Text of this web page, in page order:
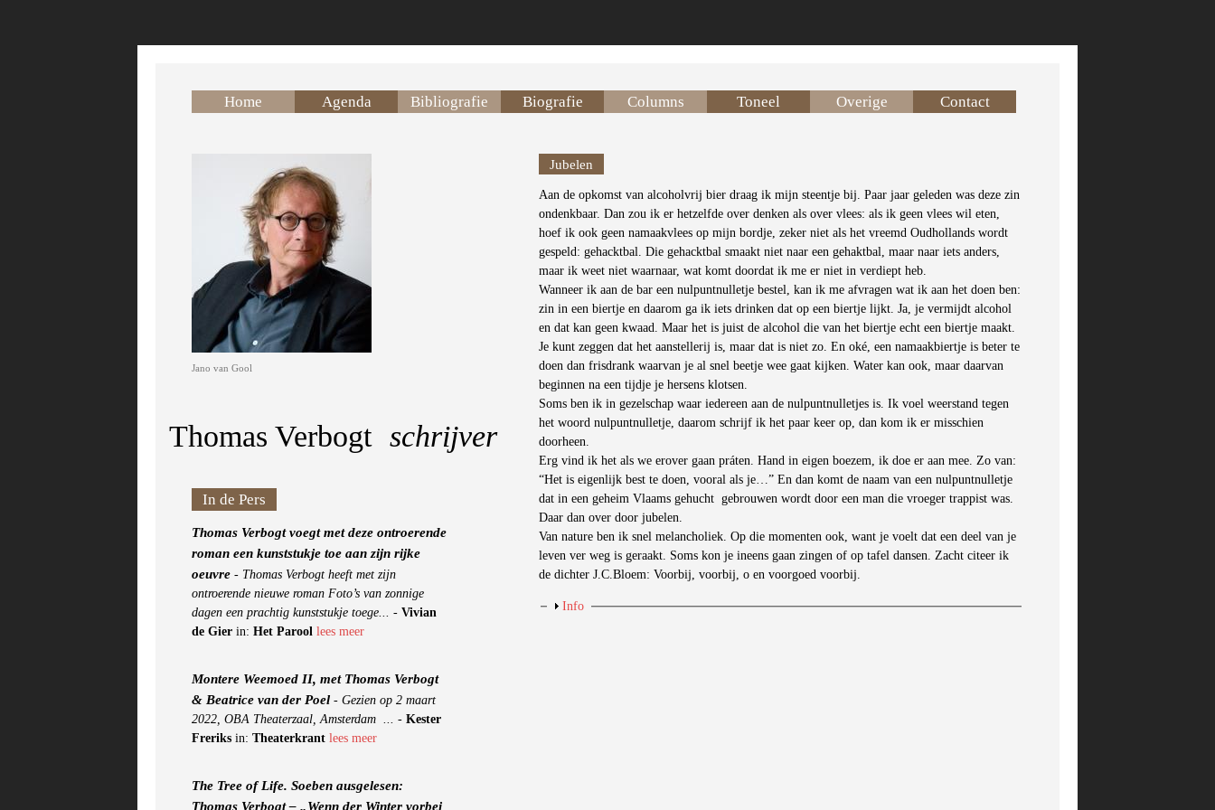
Home Agenda Bibliografie Biografie Columns Toneel Overige Contact
Jano van Gool
Thomas Verbogt schrijver
In de Pers
Thomas Verbogt voegt met deze ontroerende
roman een kunststukje toe aan zijn rijke
oeuvre - Thomas Verbogt heeft met zijn
ontroerende nieuwe roman Foto’s van zonnige
dagen een prachtig kunststukje toege... - Vivian
de Gier in: Het Parool lees meer
Montere Weemoed II, met Thomas Verbogt
& Beatrice van der Poel - Gezien op 2 maart
2022, OBA Theaterzaal, Amsterdam ... - Kester
Freriks in: Theaterkrant lees meer
The Tree of Life. Soeben ausgelesen:
Thomas Verbogt – „Wenn der Winter vorbei
Jubelen
Aan de opkomst van alcoholvrij bier draag ik mijn steentje bij. Paar jaar geleden was deze zin
ondenkbaar. Dan zou ik er hetzelfde over denken als over vlees: als ik geen vlees wil eten,
hoef ik ook geen namaakvlees op mijn bordje, zeker niet als het vreemd Oudhollands wordt
gespeld: gehacktbal. Die gehacktbal smaakt niet naar een gehaktbal, maar naar iets anders,
maar ik weet niet waarnaar, wat komt doordat ik me er niet in verdiept heb.
Wanneer ik aan de bar een nulpuntnulletje bestel, kan ik me afvragen wat ik aan het doen ben:
zin in een biertje en daarom ga ik iets drinken dat op een biertje lijkt. Ja, je vermijdt alcohol
en dat kan geen kwaad. Maar het is juist de alcohol die van het biertje echt een biertje maakt.
Je kunt zeggen dat het aanstellerij is, maar dat is niet zo. En oké, een namaakbiertje is beter te
doen dan frisdrank waarvan je al snel beetje wee gaat kijken. Water kan ook, maar daarvan
beginnen na een tijdje je hersens klotsen.
Soms ben ik in gezelschap waar iedereen aan de nulpuntnulletjes is. Ik voel weerstand tegen
het woord nulpuntnulletje, daarom schrijf ik het paar keer op, dan kom ik er misschien
doorheen.
Erg vind ik het als we erover gaan práten. Hand in eigen boezem, ik doe er aan mee. Zo van:
“Het is eigenlijk best te doen, vooral als je…” En dan komt de naam van een nulpuntnulletje
dat in een geheim Vlaams gehucht gebrouwen wordt door een man die vroeger trappist was.
Daar dan over door jubelen.
Van nature ben ik snel melancholiek. Op die momenten ook, want je voelt dat een deel van je
leven ver weg is geraakt. Soms kon je ineens gaan zingen of op tafel dansen. Zacht citeer ik
de dichter J.C.Bloem: Voorbij, voorbij, o en voorgoed voorbij.
Weergeven
Info